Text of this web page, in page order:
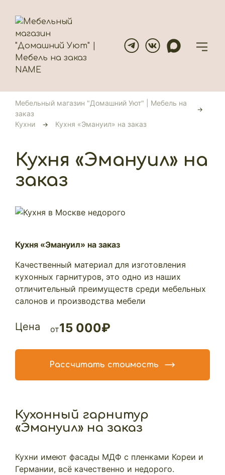
Мебельный магазин "Домашний Уют" | Мебель на
заказ
Кухни
Кухня «Эмануил» на заказ
Кухня «Эмануил» на
заказ
Кухня «Эмануил» на заказ
Качественный материал для изготовления
кухонных гарнитуров, это одно из наших
отличительный преимуществ среди мебельных
салонов и производства мебели
Цена от15 000₽
Рассчитать стоимость
Кухонный гарнитур
«Эмануил» на заказ
Кухни имеют фасады МДФ с пленками Кореи и
Германии, всё качественно и недорого.